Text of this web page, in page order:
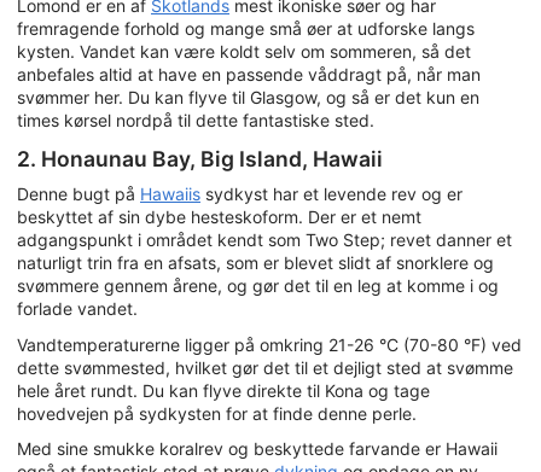
Lomond er en af Skotlands mest ikoniske søer og har
fremragende forhold og mange små øer at udforske langs
kysten. Vandet kan være koldt selv om sommeren, så det
anbefales altid at have en passende våddragt på, når man
svømmer her. Du kan flyve til Glasgow, og så er det kun en
times kørsel nordpå til dette fantastiske sted.
2. Honaunau Bay, Big Island, Hawaii
Denne bugt på Hawaiis sydkyst har et levende rev og er
beskyttet af sin dybe hesteskoform. Der er et nemt
adgangspunkt i området kendt som Two Step; revet danner et
naturligt trin fra en afsats, som er blevet slidt af snorklere og
svømmere gennem årene, og gør det til en leg at komme i og
forlade vandet.
Vandtemperaturerne ligger på omkring 21-26 °C (70-80 °F) ved
dette svømmested, hvilket gør det til et dejligt sted at svømme
hele året rundt. Du kan flyve direkte til Kona og tage
hovedvejen på sydkysten for at finde denne perle.
Med sine smukke koralrev og beskyttede farvande er Hawaii